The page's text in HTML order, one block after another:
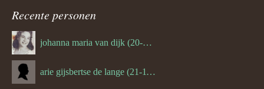
Recente personen
johanna maria van dijk (20-07-1939)
arie gijsbertse de lange (21-11-1675)